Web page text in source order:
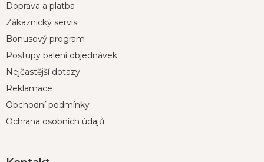
Doprava a platba
Zákaznický servis
Bonusový program
Postupy balení objednávek
Nejčastější dotazy
Reklamace
Obchodní podmínky
Ochrana osobních údajů